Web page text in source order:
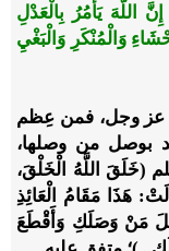
إِنَّ اللَّهَ يَأْمُرُ بِالْعَدْلِ
وَالْمُنْكَرِ وَالْبَغْيِ
عز وجل، فمن عِظم
بوصل من وصلها،
(خَلَقَ اللَّهُ الْخَلْقَ،
هَذَا مَقَامُ الْعَائِذِ
مَنْ وَصَلَكِ وَأَقْطَعَ